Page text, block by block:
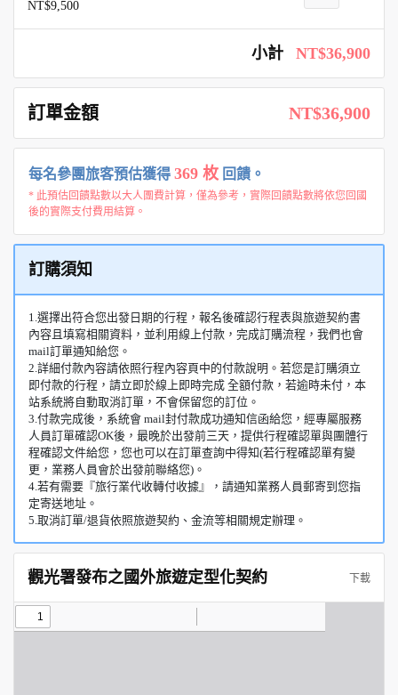
NT$9,500
小計 NT$36,900
訂單金額 NT$36,900
每名參團旅客預估獲得 369 枚 回饋。
* 此預估回饋點數以大人團費計算，僅為參考，實際回饋點數將依您回國
後的實際支付費用結算。
訂購須知
1.選擇出符合您出發日期的行程，報名後確認行程表與旅遊契約書
內容且填寫相關資料，並利用線上付款，完成訂購流程，我們也會
mail訂單通知給您。
2.詳細付款內容請依照行程內容頁中的付款說明。若您是訂購須立
即付款的行程，請立即於線上即時完成 全額付款，若逾時未付，本
站系統將自動取消訂單，不會保留您的訂位。
3.付款完成後，系統會 mail封付款成功通知信函給您，經專屬服務
人員訂單確認OK後，最晚於出發前三天，提供行程確認單與團體行
程確認文件給您，您也可以在訂單查詢中得知(若行程確認單有變
更，業務人員會於出發前聯絡您)。
4.若有需要『旅行業代收轉付收據』，請通知業務人員郵寄到您指
定寄送地址。
5.取消訂單/退貨依照旅遊契約、金流等相關規定辦理。
觀光署發布之國外旅遊定型化契約 下載